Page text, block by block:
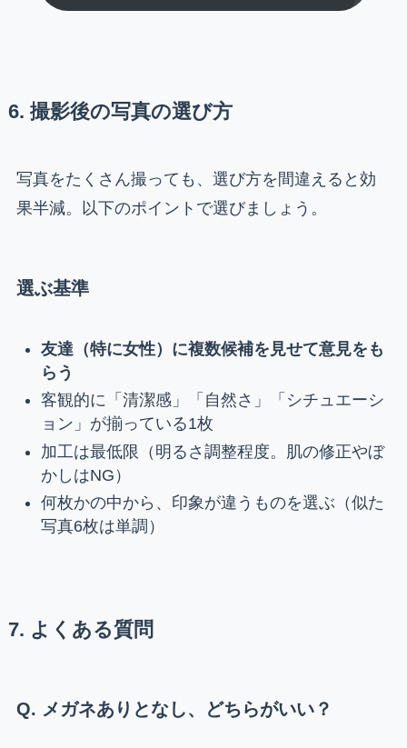
6. 撮影後の写真の選び方
写真をたくさん撮っても、選び方を間違えると効
果半減。以下のポイントで選びましょう。
選ぶ基準
友達（特に女性）に複数候補を見せて意見をも
らう
客観的に「清潔感」「自然さ」「シチュエーシ
ョン」が揃っている1枚
加工は最低限（明るさ調整程度。肌の修正やぼ
かしはNG）
何枚かの中から、印象が違うものを選ぶ（似た
写真6枚は単調）
7. よくある質問
Q. メガネありとなし、どちらがいい？